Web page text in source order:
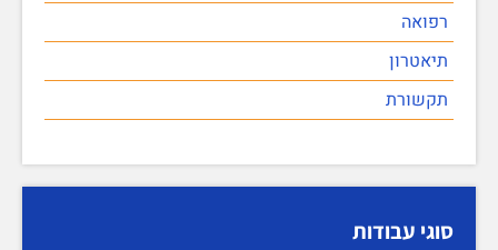
רפואה
תיאטרון
תקשורת
סוגי עבודות